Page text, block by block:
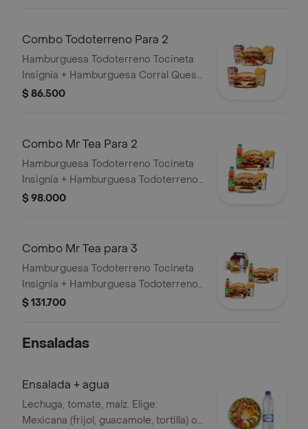
Combo Todoterreno Para 2
Hamburguesa Todoterreno Tocineta
Insignia + Hamburguesa Corral Queso
+ 2 papas grandes + 2 bebidas
$ 86.500
Combo Mr Tea Para 2
Hamburguesa Todoterreno Tocineta
Insignia + Hamburguesa Todoterreno
Callejera + 2 papas grandes + 2 Mr
$ 98.000
Combo Mr Tea para 3
Hamburguesa Todoterreno Tocineta
Insignia + Hamburguesa Todoterreno
Callejera + 2 papas grandes + 2 Mr
$ 131.700
Ensaladas
Ensalada + agua
Lechuga, tomate, maíz. Elige:
Mexicana (frijol, guacamole, tortilla) o